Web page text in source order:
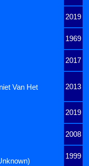
2019
1969
2017
2013
Van Het
2019
2008
1999